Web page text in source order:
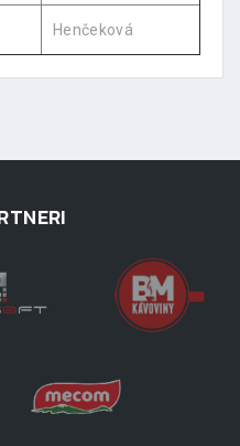
Henčeková